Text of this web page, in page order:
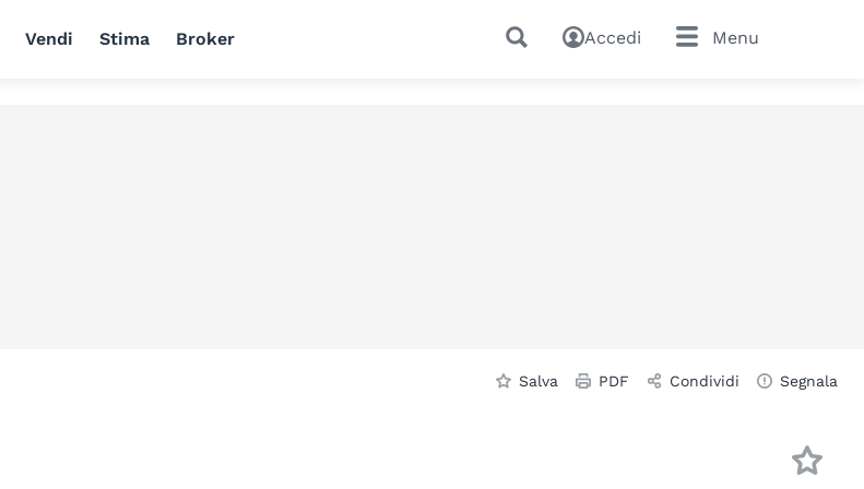
Vendi Stima Broker Accedi Menu
Salva PDF Condividi Segnala